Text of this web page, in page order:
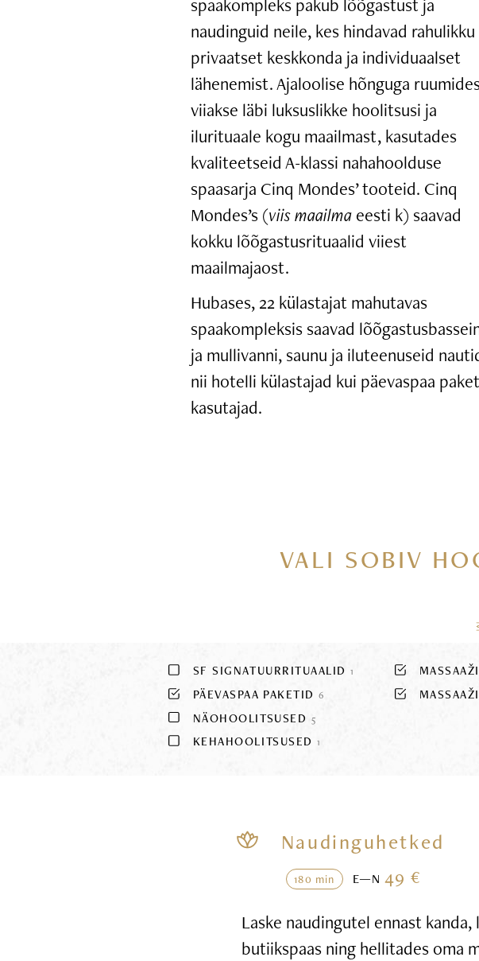
naudinguid neile, kes hindavad rahulikku
privaatset keskkonda ja individuaalset
lähenemist. Ajaloolise hõnguga
viiakse läbi luksuslikke hoolitsusi ja
ilurituaale kogu maailmast, kasutades
kvaliteetseid A-klassi nahahoolduse
spaasarja Cinq Mondes’ tooteid. Cinq
Mondes’s (viis maailma eesti k) saavad
kokku lõõgastusrituaalid viiest
maailmajaost.
Hubases, 22 külastajat mahutavas
spaakompleksis saavad
ja mullivanni, saunu ja iluteenuseid
nii hotelli külastajad kui päevaspaa
kasutajad.
VALI SOBIV
SF SIGNATUURRITUAALID1
PÄEVASPAA PAKETID6
NÄOHOOLITSUSED 5
KEHAHOOLITSUSED1
Naudinguhetked
180 min E—N49 €
Laske naudingutel ennast
butiikspaas ning hellitades oma